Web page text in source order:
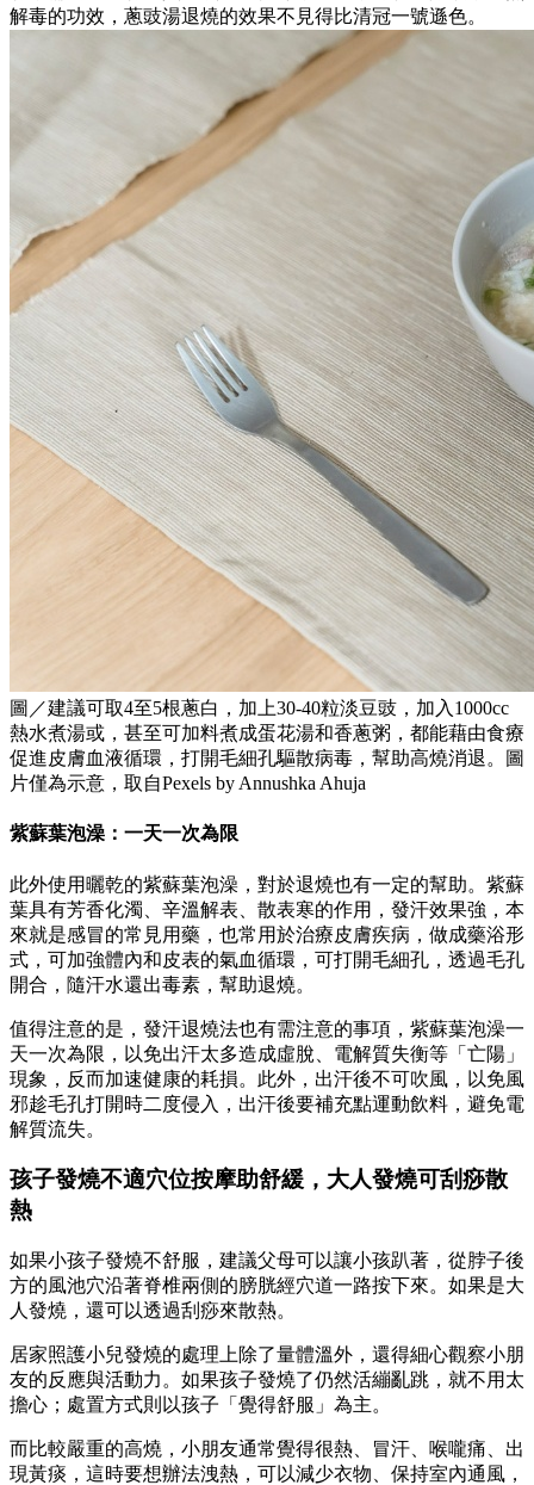
解毒的功效，蔥豉湯退燒的效果不見得比清冠一號遜色。
圖／建議可取4至5根蔥白，加上30-40粒淡豆豉，加入1000cc
熱水煮湯或，甚至可加料煮成蛋花湯和香蔥粥，都能藉由食療
促進皮膚血液循環，打開毛細孔驅散病毒，幫助高燒消退。圖
片僅為示意，取自Pexels by Annushka Ahuja
紫蘇葉泡澡： 一天一次為限
此外使用曬乾的紫蘇葉泡澡，對於退燒也有一定的幫助。紫蘇
葉具有芳香化濁、辛溫解表、散表寒的作用，發汗效果強，本
來就是感冒的常見用藥，也常用於治療皮膚疾病，做成藥浴形
式，可加強體內和皮表的氣血循環，可打開毛細孔，透過毛孔
開合，隨汗水還出毒素，幫助退燒。
值得注意的是，發汗退燒法也有需注意的事項，紫蘇葉泡澡一
天一次為限，以免出汗太多造成虛脫、電解質失衡等「亡陽」
現象，反而加速健康的耗損。此外，出汗後不可吹風，以免風
邪趁毛孔打開時二度侵入，出汗後要補充點運動飲料，避免電
解質流失。
孩子發燒不適穴位按摩助舒緩，大人發燒可刮痧散
熱
如果小孩子發燒不舒服，建議父母可以讓小孩趴著，從脖子後
方的風池穴沿著脊椎兩側的膀胱經穴道一路按下來。如果是大
人發燒，還可以透過刮痧來散熱。
居家照護小兒發燒的處理上除了量體溫外，還得細心觀察小朋
友的反應與活動力。如果孩子發燒了仍然活繃亂跳，就不用太
擔心；處置方式則以孩子「覺得舒服」為主。
而比較嚴重的高燒，小朋友通常覺得很熱、冒汗、喉嚨痛、出
現黃痰，這時要想辦法洩熱，可以減少衣物、保持室內通風，